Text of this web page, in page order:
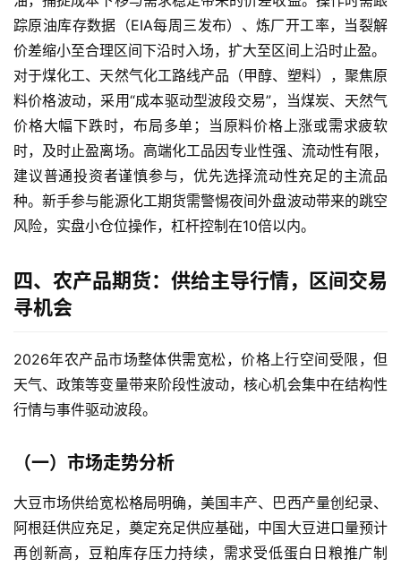
指
期
货
期
货
入
门
期
货
情
金
期
货
踪原油库存数据（EIA每周三发布）、炼厂开工率，当裂解
价差缩小至合理区间下沿时入场，扩大至区间上沿时止盈。
对于煤化工、天然气化工路线产品（甲醇、塑料），聚焦原
料价格波动，采用“成本驱动型波段交易”，当煤炭、天然气
价格大幅下跌时，布局多单；当原料价格上涨或需求疲软
时，及时止盈离场。高端化工品因专业性强、流动性有限，
建议普通投资者谨慎参与，优先选择流动性充足的主流品
种。新手参与能源化工期货需警惕夜间外盘波动带来的跳空
风险，实盘小仓位操作，杠杆控制在10倍以内。
四、农产品期货：供给主导行情，区间交易
寻机会
2026年农产品市场整体供需宽松，价格上行空间受限，但
天气、政策等变量带来阶段性波动，核心机会集中在结构性
行情与事件驱动波段。
（一）市场走势分析
大豆市场供给宽松格局明确，美国丰产、巴西产量创纪录、
阿根廷供应充足，奠定充足供应基础，中国大豆进口量预计
再创新高，豆粕库存压力持续，需求受低蛋白日粮推广制